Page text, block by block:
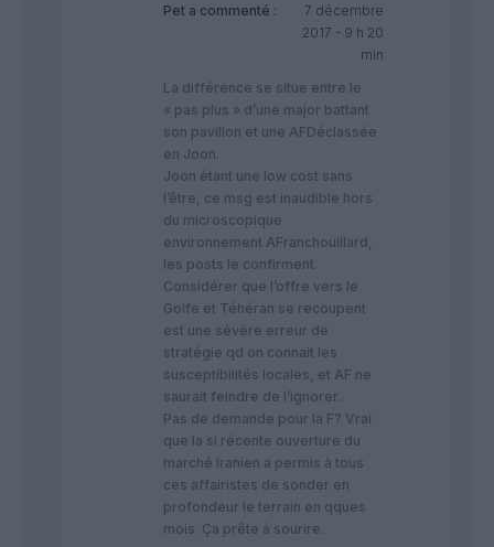
Pet a commenté :
7 décembre
2017 - 9 h 20
min
La différence se situe entre le
« pas plus » d’une major battant
son pavillon et une AFDéclassée
en Joon.
Joon étant une low cost sans
l’être, ce msg est inaudible hors
du microscopique
environnement AFranchouillard,
les posts le confirment.
Considérer que l’offre vers le
Golfe et Téhéran se recoupent
est une sévère erreur de
stratégie qd on connait les
susceptibilités locales, et AF ne
saurait feindre de l’ignorer..
Pas de demande pour la F? Vrai
que la si récente ouverture du
marché Iranien a permis à tous
ces affairistes de sonder en
profondeur le terrain en qques
mois. Ça prête à sourire.